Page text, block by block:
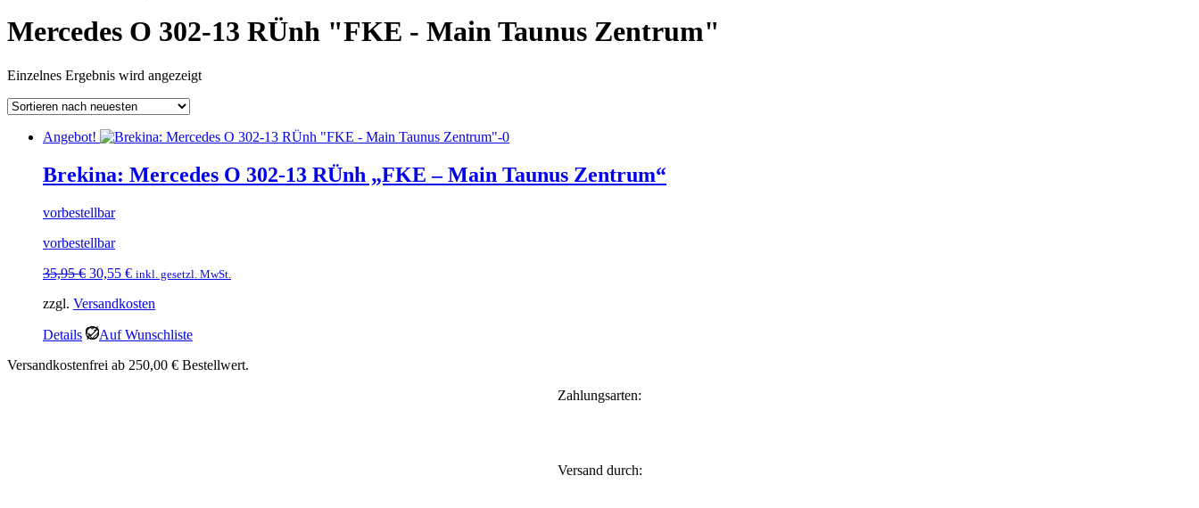
Mercedes O 302-13 RÜnh "FKE - Main Taunus Zentrum"
Einzelnes Ergebnis wird angezeigt
Angebot!
Brekina: Mercedes O 302-13 RÜnh „FKE – Main Taunus Zentrum“
vorbestellbar
vorbestellbar
35,95€ Ursprünglicher
war:
30,55 €Aktueller
ist:
inkl. gesetzl. MwSt.
zzgl. Versandkosten
Details
Auf Wunschliste
Versandkostenfrei ab 250,00 € Bestellwert.
Zahlungsarten:
Versand durch: